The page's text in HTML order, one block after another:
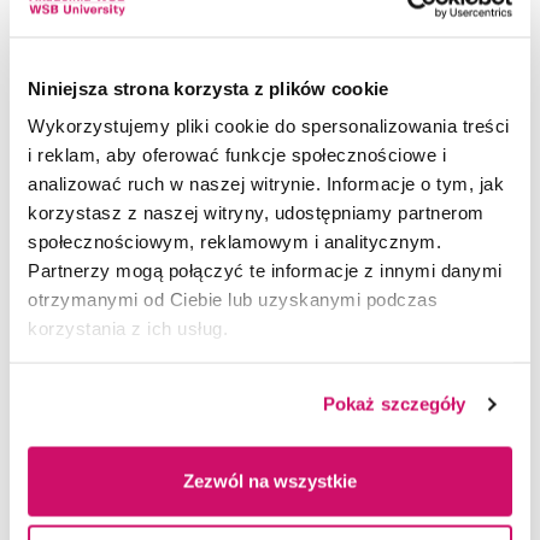
Niniejsza strona korzysta z plików cookie
Wykorzystujemy pliki cookie do spersonalizowania treści
i reklam, aby oferować funkcje społecznościowe i
analizować ruch w naszej witrynie. Informacje o tym, jak
korzystasz z naszej witryny, udostępniamy partnerom
społecznościowym, reklamowym i analitycznym.
Partnerzy mogą połączyć te informacje z innymi danymi
otrzymanymi od Ciebie lub uzyskanymi podczas
korzystania z ich usług.
Pokaż szczegóły
Zezwól na wszystkie
kryzysowych.
Bezpieczeństwo
Rata
miesięczna
Rata
Rozpoczynając studiaI, II stopnia
ijednolite magisterskiew Akademii WSB